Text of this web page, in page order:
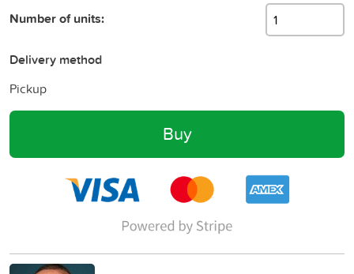
Number of units:
Delivery method
Pickup
Buy